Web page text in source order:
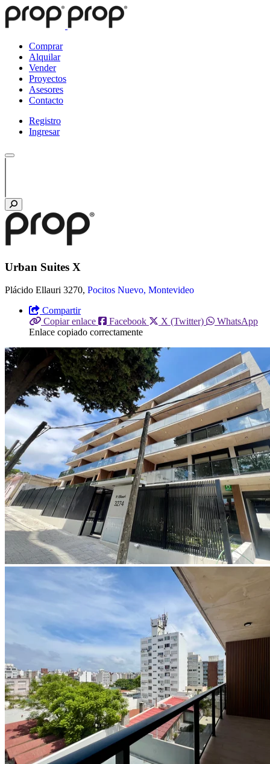
Comprar
Alquilar
Vender
Proyectos
Asesores
Contacto
Registro
Ingresar
Urban Suites X
Plácido Ellauri 3270, Pocitos Nuevo, Montevideo
Compartir
Copiar enlace
Facebook X (Twitter)
WhatsApp
Enlace copiado correctamente